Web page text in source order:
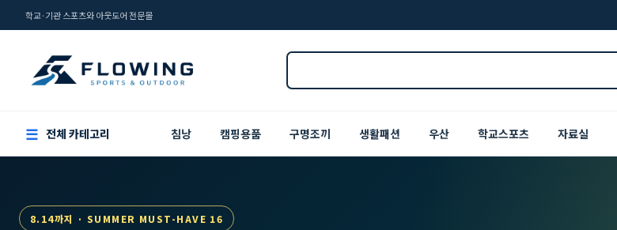
학교·기관 스포츠와 아웃도어 전문몰
☰ 전체 카테고리 침낭 캠핑용품 구명조끼 생활패션 우산 학교스포츠 자료실
8.14까지 · SUMMER MUST-HAVE 16